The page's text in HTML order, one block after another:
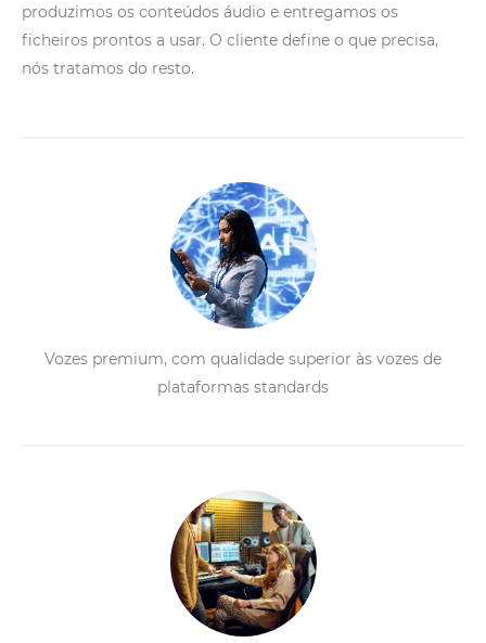
produzimos os conteúdos áudio e entregamos os
ficheiros prontos a usar. O cliente define o que precisa,
nós tratamos do resto.
Vozes premium, com qualidade superior às vozes de
plataformas standards